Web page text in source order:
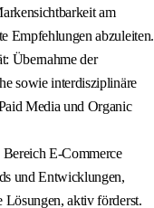
am
Empfehlungen abzuleiten.
Übernahme der
sowie interdisziplinäre
Media und Organic
E-Commerce
und Entwicklungen,
aktiv förderst.